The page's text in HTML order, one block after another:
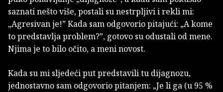
saznati nešto više, postali su nestrpljivi i rekli mi:
„Agresivan je!” Kada sam odgovorio pitajući: „A kome
to predstavlja problem?”, gotovo su odustali od mene.
Njima je to bilo očito, a meni novost.
Kada su mi sljedeći put predstavili tu dijagnozu,
jednostavno sam odgovorio pitanjem: „Je li ga (u 95 %